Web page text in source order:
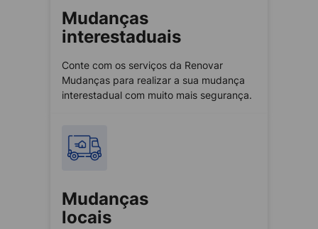
Mudanças
interestaduais
Conte com os serviços da Renovar
Mudanças para realizar a sua mudança
interestadual com muito mais segurança.
Mudanças
locais